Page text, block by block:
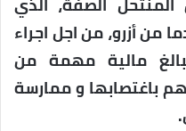
من أزرو، من اجل اجراء
مالية مهمة من
باغتصابها و ممارسة